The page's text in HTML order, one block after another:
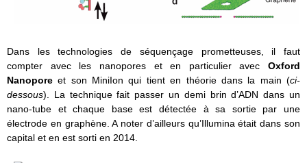
Dans les technologies de séquençage prometteuses, il faut
compter avec les nanopores et en particulier avec Oxford
Nanoporeet son MiniIon qui tient en théorie dans la main (ci-
dessous). La technique fait passer un demi brin d’ADN dans un
nano-tube et chaque base est détectée à sa sortie par une
électrode en graphène. A noter d’ailleurs qu’Illumina était dans son
capital et en est sorti en 2014.